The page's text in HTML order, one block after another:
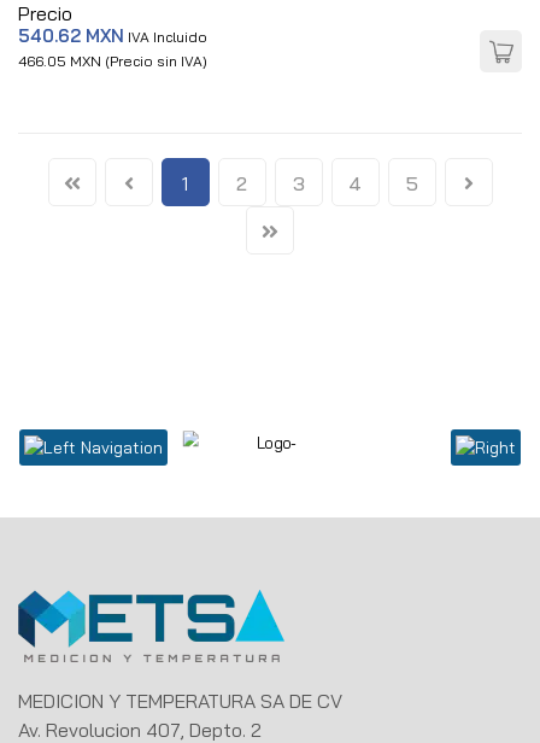
Precio
540.62 MXN IVA Incluido
466.05 MXN (Precio sin IVA)
1 2 3 4 5
MEDICION Y TEMPERATURA SA DE CV
Av. Revolucion 407, Depto. 2